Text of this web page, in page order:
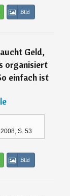
Bild
Geld,
organisiert
einfach ist
S. 53
Bild